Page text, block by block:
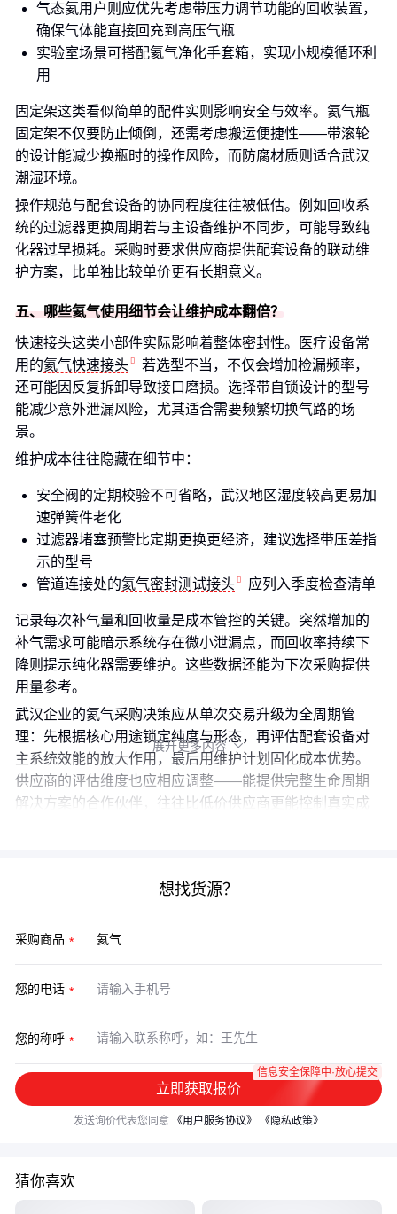
气态氦用户则应优先考虑带压力调节功能的回收装置，
确保气体能直接回充到高压气瓶
实验室场景可搭配氦气净化手套箱，实现小规模循环利
用
固定架这类看似简单的配件实则影响安全与效率。氦气瓶
固定架不仅要防止倾倒，还需考虑搬运便捷性——带滚轮
的设计能减少换瓶时的操作风险，而防腐材质则适合武汉
潮湿环境。
操作规范与配套设备的协同程度往往被低估。例如回收系
统的过滤器更换周期若与主设备维护不同步，可能导致纯
化器过早损耗。采购时要求供应商提供配套设备的联动维
护方案，比单独比较单价更有长期意义。
五、哪些氦气使用细节会让维护成本翻倍？
快速接头这类小部件实际影响着整体密封性。医疗设备常
用的氦气快速接头
若选型不当，不仅会增加检漏频率，
还可能因反复拆卸导致接口磨损。选择带自锁设计的型号
能减少意外泄漏风险，尤其适合需要频繁切换气路的场
景。
维护成本往往隐藏在细节中：
安全阀的定期校验不可省略，武汉地区湿度较高更易加
速弹簧件老化
过滤器堵塞预警比定期更换更经济，建议选择带压差指
示的型号
管道连接处的氦气密封测试接头 应列入季度检查清单
记录每次补气量和回收量是成本管控的关键。突然增加的
补气需求可能暗示系统存在微小泄漏点，而回收率持续下
降则提示纯化器需要维护。这些数据还能为下次采购提供
用量参考。
武汉企业的氦气采购决策应从单次交易升级为全周期管
理：先根据核心用途锁定纯度与形态，再评估配套设备对
主系统效能的放大作用，最后用维护计划固化成本优势。
供应商的评估维度也应相应调整——能提供完整生命周期
解决方案的合作伙伴，往往比低价供应商更能控制真实成
展开更多内容 
想找货源？
采购商品
您的电话
您的称呼
立即获取报价
信息安全保障中·放心提交
发送询价代表您同意 《用户服务协议》 《隐私政策》
猜你喜欢